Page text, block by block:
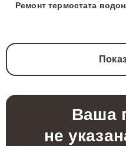
Ремонт термостата
Ваша
не